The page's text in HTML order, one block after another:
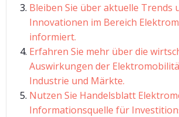
Bleiben Sie über aktuelle Trends
Innovationen im Bereich
informiert.
Erfahren Sie mehr über die
Auswirkungen der
Industrie und Märkte.
Nutzen Sie Handelsblatt
Informationsquelle für